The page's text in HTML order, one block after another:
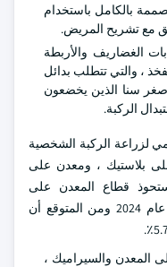
بالكامل باستخدام
مع تشريح المريض.
الغضاريف والأربطة
، والتي تتطلب بدائل
سنا الذين يخضعون
الركبة.
لزراعة الركبة الشخصية
بلاستيك ، ومعدن على
قطاع المعدن على
البلاستيك على حصة إيرادات رائدة في عام 2024 ومن المتوقع أن
المعدن والسيراميك ،